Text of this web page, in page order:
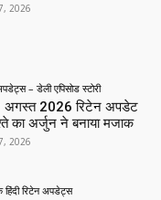
2026
– डेली एपिसोड स्टोरी
अगस्त 2026 रिटेन अपडेट
का अर्जुन ने बनाया मजाक
2026
हिंदी रिटेन अपडेट्स